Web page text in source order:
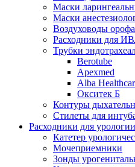
Маски
Маски
Воздуховоды
Расходники для
Трубки
Berotube
Apexmed
Alba
Окситек Б
Контуры
Стилеты для
Расходники для урологии
Катетер
Мочеприемники
Зонды